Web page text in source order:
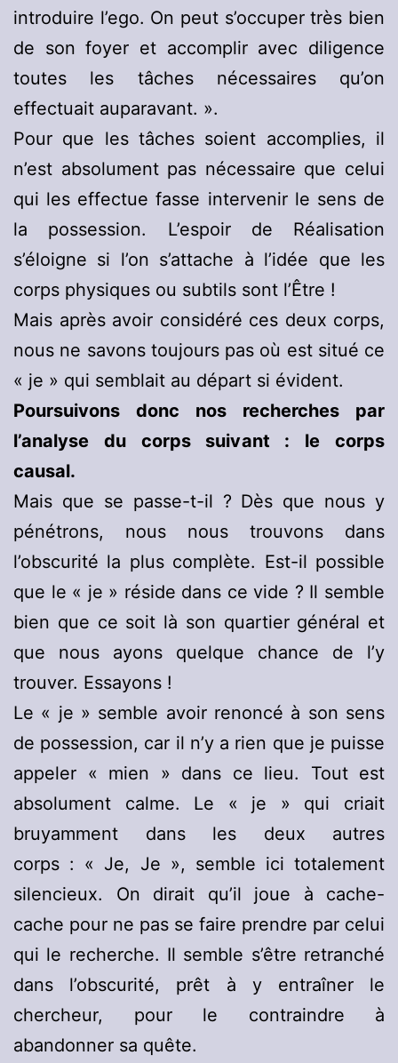
introduire l’ego. On peut s’occuper très bien
de son foyer et accomplir avec diligence
toutes les tâches nécessaires qu’on
effectuait auparavant. ».
Pour que les tâches soient accomplies, il
n’est absolument pas nécessaire que celui
qui les effectue fasse intervenir le sens de
la possession. L’espoir de Réalisation
s’éloigne si l’on s’attache à l’idée que les
corps physiques ou subtils sont l’Être !
Mais après avoir considéré ces deux corps,
nous ne savons toujours pas où est situé ce
« je » qui semblait au départ si évident.
Poursuivons donc nos recherches par
l’analyse du corps suivant : le corps
causal.
Mais que se passe-t-il ? Dès que nous y
pénétrons, nous nous trouvons dans
l’obscurité la plus complète. Est-il possible
que le « je » réside dans ce vide ? Il semble
bien que ce soit là son quartier général et
que nous ayons quelque chance de l’y
trouver. Essayons !
Le « je » semble avoir renoncé à son sens
de possession, car il n’y a rien que je puisse
appeler « mien » dans ce lieu. Tout est
absolument calme. Le « je » qui criait
bruyamment dans les deux autres
corps : « Je, Je », semble ici totalement
silencieux. On dirait qu’il joue à cache-
cache pour ne pas se faire prendre par celui
qui le recherche. Il semble s’être retranché
dans l’obscurité, prêt à y entraîner le
chercheur, pour le contraindre à
abandonner sa quête.